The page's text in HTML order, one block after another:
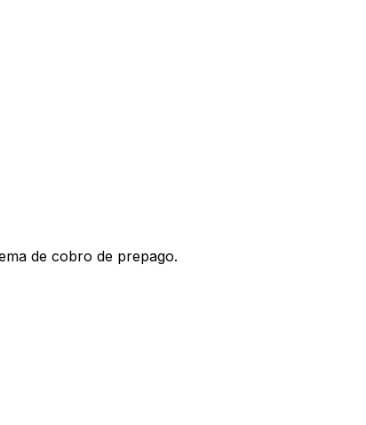
de cobro de prepago.